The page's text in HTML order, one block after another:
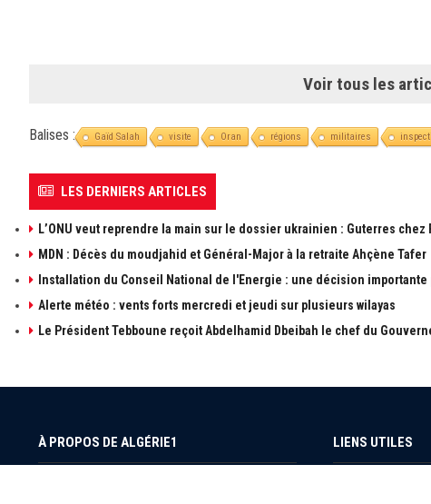
Voir tous les
Balises : Gaïd Salah visite Oran régions militaires
LES DERNIERS ARTICLES
L’ONU veut reprendre la main sur le dossier ukrainien : Guterres chez
MDN : Décès du moudjahid et Général-Major à la retraite Ahçène Tafer
Installation du Conseil National de l'Energie : une décision
Alerte météo : vents forts mercredi et jeudi sur plusieurs wilayas
Le Président Tebboune reçoit Abdelhamid Dbeibah le chef du
À PROPOS DE ALGÉRIE1 LIENS UTILES